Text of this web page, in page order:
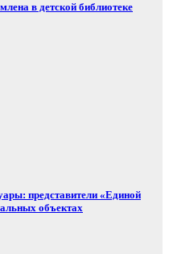
в детской библиотеке
представители «Единой
объектах